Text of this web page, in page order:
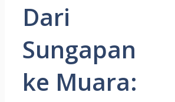
Dari
Sungapan
ke Muara: